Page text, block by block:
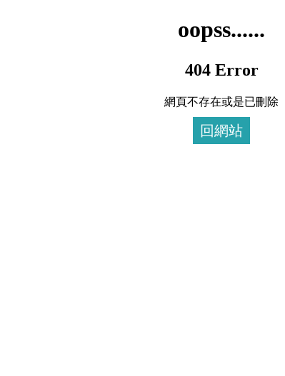
oopss......
404 Error
網頁不存在或是已刪除
回網站